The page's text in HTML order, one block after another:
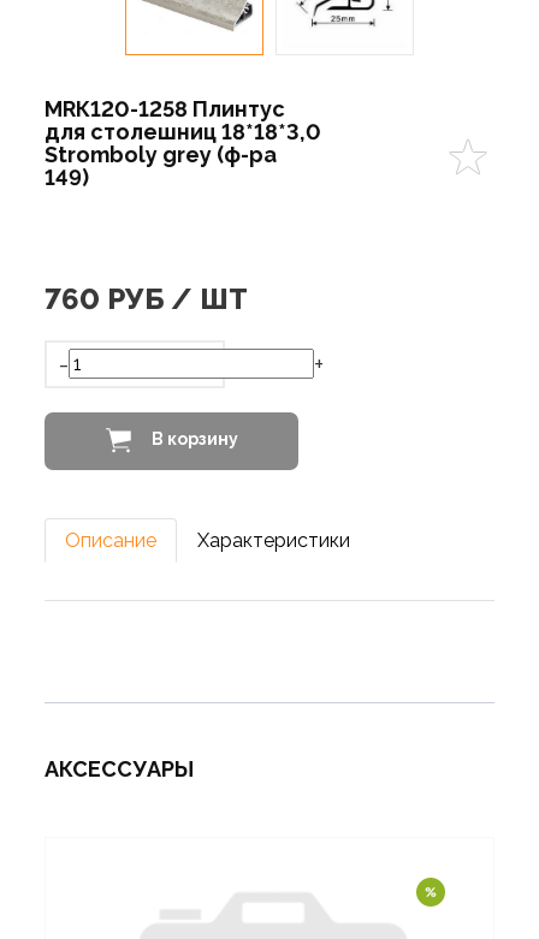
МRК120-1258 Плинтус
для столешниц 18*18*3,0
Stromboly grey (ф-ра
149)
760 РУБ / ШТ
- +
В корзину
Описание Характеристики
АКСЕССУАРЫ